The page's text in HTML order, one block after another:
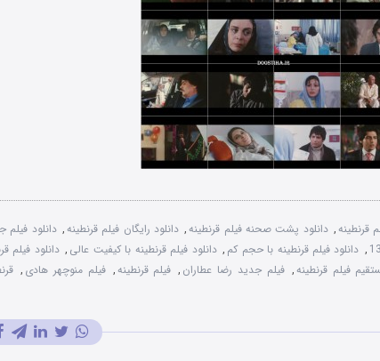
قرنطینه, دانلود پشت صحنه فیلم قرنطینه, دانلود رایگان فیلم قرنطینه, دانلود فیلم
, دانلود فیلم قرنطینه با حجم کم , دانلود فیلم قرنطینه با کیفیت عالی , دانلود فیلم
فیلم قرنطینه, فیلم جدید رضا عطاران , فیلم قرنطینه, فیلم منوچهر هادی ,